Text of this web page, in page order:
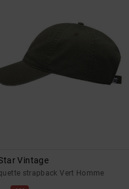
Vintage
strapback Vert Homme